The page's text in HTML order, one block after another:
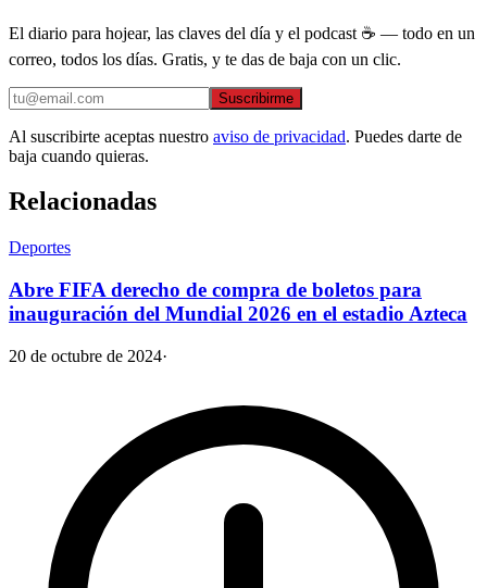
El diario para hojear, las claves del día y el podcast ☕ — todo en un
correo, todos los días. Gratis, y te das de baja con un clic.
Suscribirme
Al suscribirte aceptas nuestro aviso de privacidad. Puedes darte de
baja cuando quieras.
Relacionadas
Deportes
Abre FIFA derecho de compra de boletos para
inauguración del Mundial 2026 en el estadio Azteca
20 de octubre de 2024·